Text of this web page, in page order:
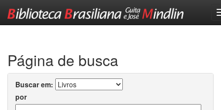
Página de busca
Buscar em:
por